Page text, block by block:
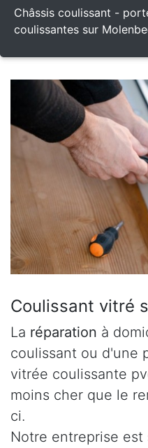
Châssis coulissant -
coulissantes sur
Coulissant vitré
La réparation à
coulissant ou d'une
vitrée coulissante
moins cher que le
ci.
Notre entreprise